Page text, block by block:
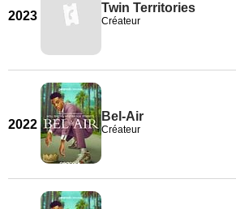
2023
Twin Territories
Créateur
2022
Bel-Air
Créateur